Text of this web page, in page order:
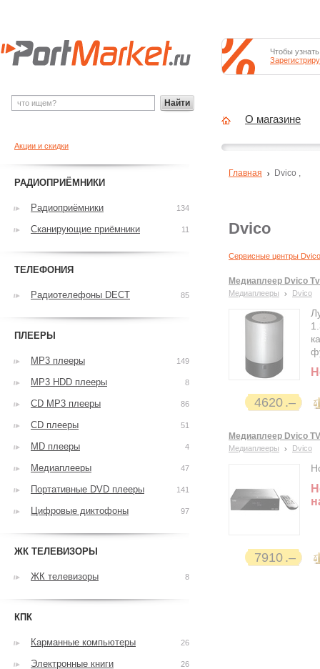
Dvico
Сервисные центры Dvico
Медиаплеер Dvico
Медиаплееры Dvico
4620
Медиаплеер Dvico
Медиаплееры Dvico
7910
Главная Dvico ,
Акции и скидки
РАДИОПРИЁМНИКИ
Радиоприёмники 134
Сканирующие приёмники 11
ТЕЛЕФОНИЯ
Радиотелефоны DECT 85
ПЛЕЕРЫ
MP3 плееры 149
MP3 HDD плееры 8
CD MP3 плееры 86
CD плееры 51
MD плееры 4
Медиаплееры 47
Портативные DVD плееры 141
Цифровые диктофоны 97
ЖК ТЕЛЕВИЗОРЫ
ЖК телевизоры 8
КПК
Карманные компьютеры 26
Электронные книги 26
Найти
Чтобы
О магазине